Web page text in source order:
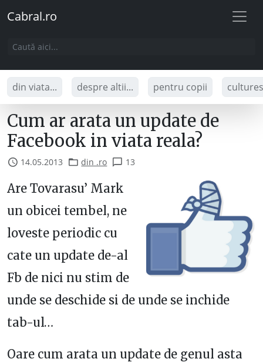
Cabral.ro
din viata... despre altii... pentru copii
Cum ar arata un update de
Facebook in viata reala?
14.05.2013 din .ro 13
Are Tovarasu’ Mark
un obicei tembel, ne
loveste periodic cu
cate un update de-al
Fb de nici nu stim de
unde se deschide si de unde se inchide
tab-ul…
Oare cum arata un update de genul asta